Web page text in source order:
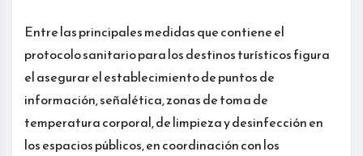
Entre las principales medidas que contiene el
protocolo sanitario para los destinos turísticos figura
el asegurar el establecimiento de puntos de
información, señalética, zonas de toma de
temperatura corporal, de limpieza y desinfección en
los espacios públicos, en coordinación con los